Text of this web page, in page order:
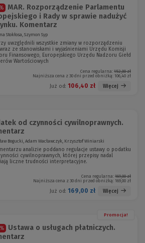
MAR. Rozporządzenie Parlamentu
i Rady w sprawie nadużyć
Komentarz
Stokłosa, Szymon Syp
uwzględnili wszystkie zmiany w rozporządzeniu
wraz ze stanowiskami i wyjaśnieniami Urzędu Komisji
Finansowego, Europejskiego Urzędu Nadzoru Giełd
Wartościowych
Cena regularna: 152,00 zł
Najniższa cena z 30 dni przed obniżką: 106,40 zł
Już od: 106,40 zł Więcej
od czynności cywilnoprawnych.
Bogucki, Adam Wacławczyk, Krzysztof Winiarski
analizie poddano regulacje ustawy o podatku
cywilnoprawnych, której przepisy nadal
liczne trudności interpretacyjne.
Cena regularna: 169,00 zł
Najniższa cena z 30 dni przed obniżką: 169,00 zł
Już od: 169,00 zł Więcej
Promocja!
Ustawa o usługach płatniczych.